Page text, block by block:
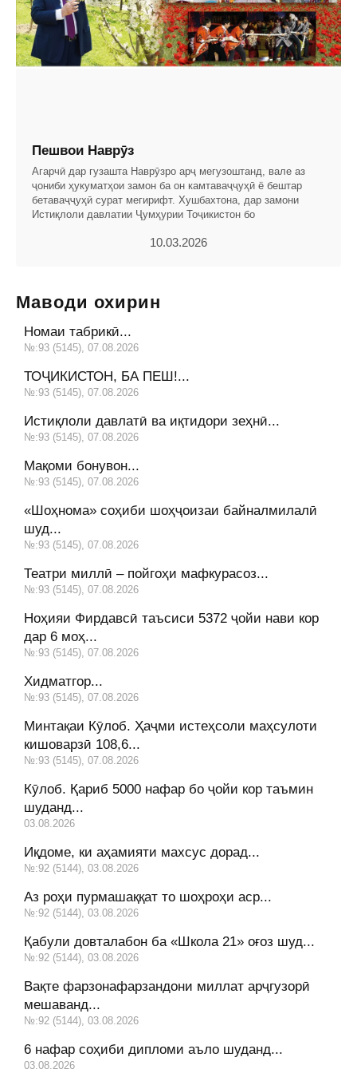
Пешвои Наврӯз
Агарчӣ дар гузашта Наврӯзро арҷ мегузоштанд, вале аз
ҷониби ҳукуматҳои замон ба он камтаваҷҷуҳӣ ё бештар
бетаваҷҷуҳӣ сурат мегирифт. Хушбахтона, дар замони
Истиқлоли давлатии Ҷумҳурии Тоҷикистон бо
10.03.2026
Маводи охирин
Номаи табрикӣ...
№:93 (5145), 07.08.2026
ТОҶИКИСТОН, БА ПЕШ!...
№:93 (5145), 07.08.2026
Истиқлоли давлатӣ ва иқтидори зеҳнӣ...
№:93 (5145), 07.08.2026
Мақоми бонувон...
№:93 (5145), 07.08.2026
«Шоҳнома» соҳиби шоҳҷоизаи байналмилалӣ
шуд...
№:93 (5145), 07.08.2026
Театри миллӣ – пойгоҳи мафкурасоз...
№:93 (5145), 07.08.2026
Ноҳияи Фирдавсӣ таъсиси 5372 ҷойи нави кор
дар 6 моҳ...
№:93 (5145), 07.08.2026
Хидматгор...
№:93 (5145), 07.08.2026
Минтақаи Кӯлоб. Ҳаҷми истеҳсоли маҳсулоти
кишоварзӣ 108,6...
№:93 (5145), 07.08.2026
Кӯлоб. Қариб 5000 нафар бо ҷойи кор таъмин
шуданд...
03.08.2026
Иқдоме, ки аҳамияти махсус дорад...
№:92 (5144), 03.08.2026
Аз роҳи пурмашаққат то шоҳроҳи аср...
№:92 (5144), 03.08.2026
Қабули довталабон ба «Школа 21» оғоз шуд...
№:92 (5144), 03.08.2026
Вақте фарзонафарзандони миллат арҷгузорӣ
мешаванд...
№:92 (5144), 03.08.2026
6 нафар соҳиби дипломи аъло шуданд...
03.08.2026